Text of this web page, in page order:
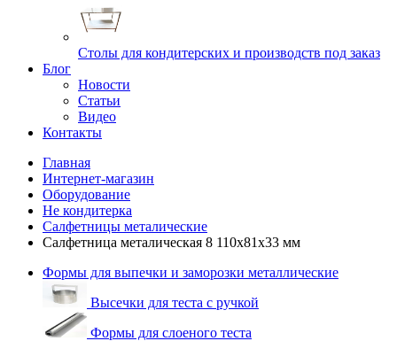
Cтолы для кондитерских и производств под заказ
Блог
Новости
Статьи
Видео
Контакты
Главная
Интернет-магазин
Оборудование
Не кондитерка
Салфетницы металические
Салфетница металическая 8 110х81х33 мм
Формы для выпечки и заморозки металлические
Высечки для теста с ручкой
Формы для слоеного теста